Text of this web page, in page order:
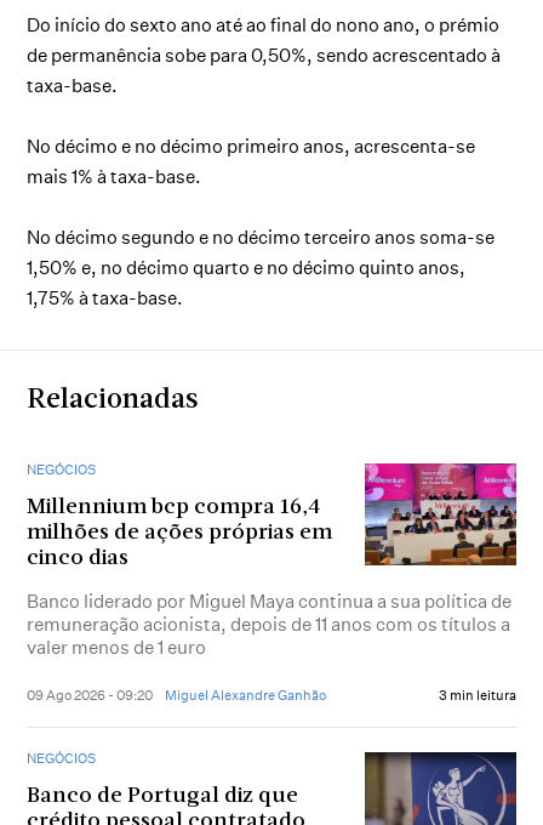
Do início do sexto ano até ao final do nono ano, o prémio
de permanência sobe para 0,50%, sendo acrescentado à
taxa-base.
No décimo e no décimo primeiro anos, acrescenta-se
mais 1% à taxa-base.
No décimo segundo e no décimo terceiro anos soma-se
1,50% e, no décimo quarto e no décimo quinto anos,
1,75% à taxa-base.
Relacionadas
NEGÓCIOS
Millennium bcp compra 16,4
milhões de ações próprias em
cinco dias
Banco liderado por Miguel Maya continua a sua política de
remuneração acionista, depois de 11 anos com os títulos a
valer menos de 1 euro
09 Ago 2026 - 09:20 Miguel Alexandre Ganhão 3 min leitura
NEGÓCIOS
Banco de Portugal diz que